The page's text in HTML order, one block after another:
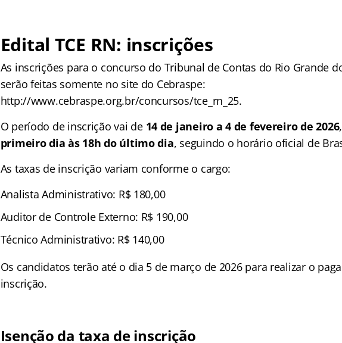
Edital TCE RN: inscrições
As inscrições para o concurso do Tribunal de Contas do Rio Grande
serão feitas somente no site do Cebraspe:
http://www.cebraspe.org.br/concursos/tce_rn_25.
O período de inscrição vai de 14 de janeiro a 4 de fevereiro de 2026
primeiro dia às 18h do último dia, seguindo o horário oficial de
As taxas de inscrição variam conforme o cargo:
Analista Administrativo: R$ 180,00
Auditor de Controle Externo: R$ 190,00
Técnico Administrativo: R$ 140,00
Os candidatos terão até o dia 5 de março de 2026 para realizar o
inscrição.
Isenção da taxa de inscrição